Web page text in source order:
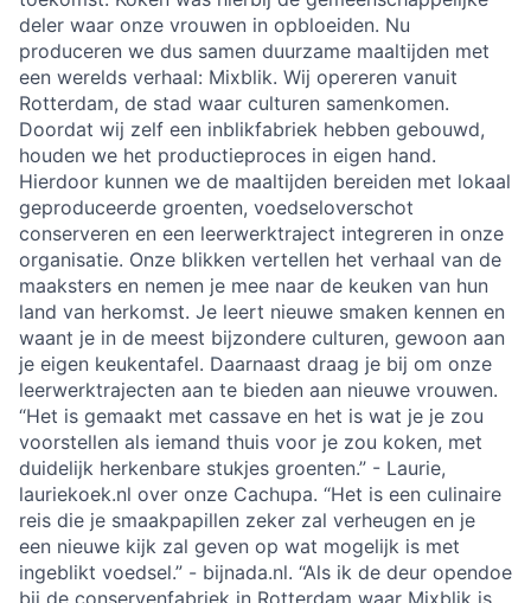
deler waar onze vrouwen in opbloeiden. Nu
produceren we dus samen duurzame maaltijden met
een werelds verhaal: Mixblik. Wij opereren vanuit
Rotterdam, de stad waar culturen samenkomen.
Doordat wij zelf een inblikfabriek hebben gebouwd,
houden we het productieproces in eigen hand.
Hierdoor kunnen we de maaltijden bereiden met lokaal
geproduceerde groenten, voedseloverschot
conserveren en een leerwerktraject integreren in onze
organisatie. Onze blikken vertellen het verhaal van de
maaksters en nemen je mee naar de keuken van hun
land van herkomst. Je leert nieuwe smaken kennen en
waant je in de meest bijzondere culturen, gewoon aan
je eigen keukentafel. Daarnaast draag je bij om onze
leerwerktrajecten aan te bieden aan nieuwe vrouwen.
“Het is gemaakt met cassave en het is wat je je zou
voorstellen als iemand thuis voor je zou koken, met
duidelijk herkenbare stukjes groenten.” - Laurie,
lauriekoek.nl over onze Cachupa. “Het is een culinaire
reis die je smaakpapillen zeker zal verheugen en je
een nieuwe kijk zal geven op wat mogelijk is met
ingeblikt voedsel.” - bijnada.nl. “Als ik de deur opendoe
bij de conservenfabriek in Rotterdam waar Mixblik is